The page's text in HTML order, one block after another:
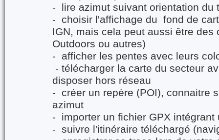
- lire azimut suivant orientation du
- choisir l'affichage du fond de
IGN, mais cela peut aussi être des
Outdoors ou autres)
- afficher les pentes avec leurs
- télécharger la carte du secteur
disposer hors réseau
- créer un repère (POI), connaitre
azimut
- importer un fichier GPX intégrant
- suivre l'itinéraire téléchargé